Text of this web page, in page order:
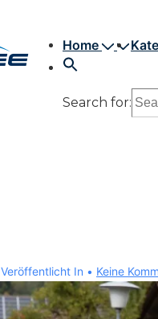
Home
Search for:
Veröffentlicht In Keine